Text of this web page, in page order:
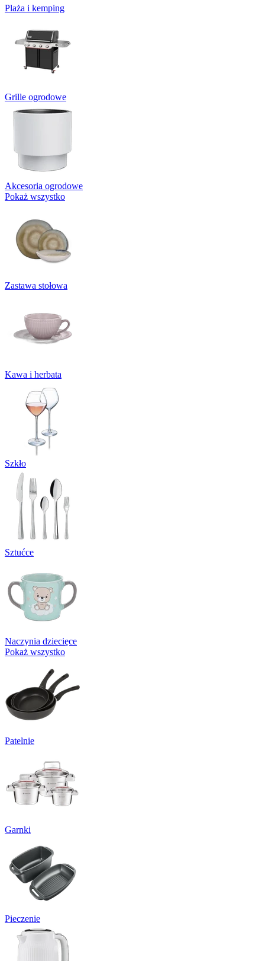
Plaża i kemping
Grille ogrodowe
Akcesoria ogrodowe
Pokaż wszystko
Zastawa stołowa
Kawa i herbata
Szkło
Sztućce
Naczynia dziecięce
Pokaż wszystko
Patelnie
Garnki
Pieczenie